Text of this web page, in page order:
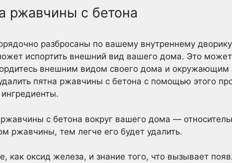
ржавчины с бетона
разбросаны по вашему внутреннему
испортить внешний вид вашего дома. Это
внешним видом своего дома и окружающим
пятна ржавчины с бетона с помощью этого
с бетона вокруг вашего дома —
ржавчины, тем легче его будет удалить.
как оксид железа, и знание того, что вызывает